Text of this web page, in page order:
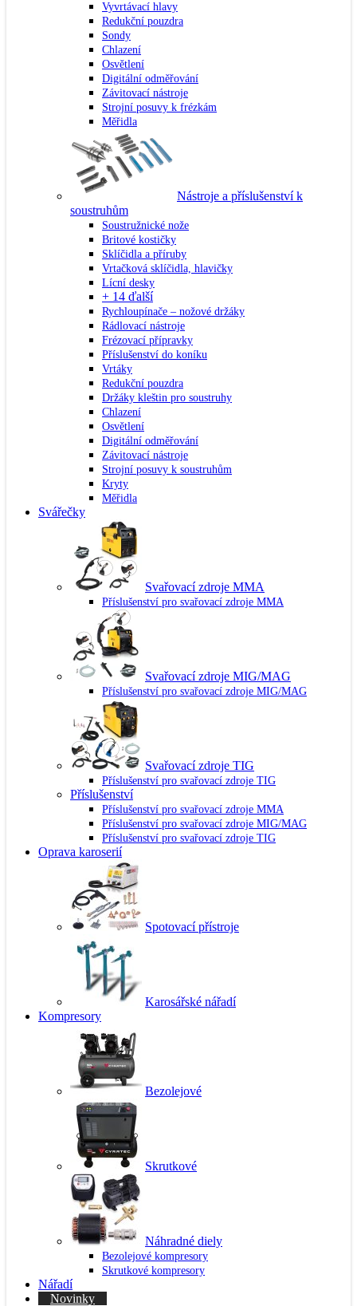
Vyvrtávací hlavy
Redukční pouzdra
Sondy
Chlazení
Osvětlení
Digitální odměřování
Závitovací nástroje
Strojní posuvy k frézkám
Měřidla
Nástroje a příslušenství k
soustruhům
Soustružnické nože
Britové kostičky
Sklíčidla a příruby
Vrtačková sklíčidla, hlavičky
Lícní desky
+ 14 ďalší
Rychloupínače – nožové držáky
Rádlovací nástroje
Frézovací přípravky
Příslušenství do koníku
Vrtáky
Redukční pouzdra
Držáky kleštin pro soustruhy
Chlazení
Osvětlení
Digitální odměřování
Závitovací nástroje
Strojní posuvy k soustruhům
Kryty
Měřidla
Svářečky
Svařovací zdroje MMA
Příslušenství pro svařovací zdroje MMA
Svařovací zdroje MIG/MAG
Příslušenství pro svařovací zdroje MIG/MAG
Svařovací zdroje TIG
Příslušenství pro svařovací zdroje TIG
Příslušenství
Příslušenství pro svařovací zdroje MMA
Příslušenství pro svařovací zdroje MIG/MAG
Příslušenství pro svařovací zdroje TIG
Oprava karoserií
Spotovací přístroje
Karosářské nářadí
Kompresory
Bezolejové
Skrutkové
Náhradné diely
Bezolejové kompresory
Skrutkové kompresory
Nářadí
Novinky